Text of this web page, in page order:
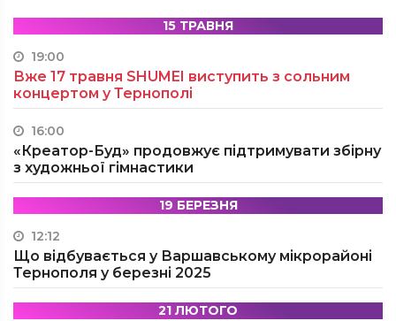
15 ТРАВНЯ
19:00
Вже 17 травня SHUMEI виступить з сольним
концертом у Тернополі
16:00
«Креатор-Буд» продовжує підтримувати збірну
з художньої гімнастики
19 БЕРЕЗНЯ
12:12
Що відбувається у Варшавському мікрорайоні
Тернополя у березні 2025
21 ЛЮТОГО